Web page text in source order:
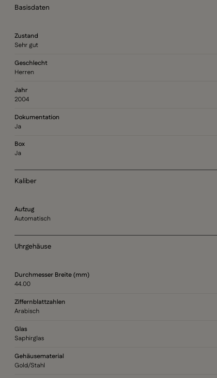
Basisdaten
Zustand
Sehr gut
Geschlecht
Herren
Jahr
2004
Dokumentation
Ja
Box
Ja
Kaliber
Aufzug
Automatisch
Uhrgehäuse
Durchmesser Breite (mm)
44.00
Ziffernblattzahlen
Arabisch
Glas
Saphirglas
Gehäusematerial
Gold/Stahl